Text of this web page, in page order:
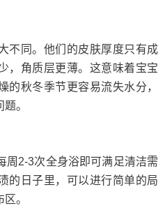
同。他们的皮肤厚度只有成
，角质层更薄。这意味着宝宝
的秋冬季节更容易流失水分，
。
2-3次全身浴即可满足清洁需
的日子里，可以进行简单的局
。